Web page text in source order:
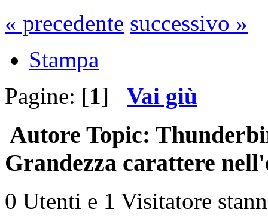
« precedente successivo »
Stampa
Pagine: [1] Vai giù
Autore Topic:
Grandezza carattere
0 Utenti e 1 Visitatore